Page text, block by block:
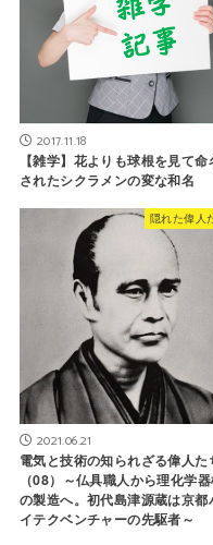
2017.11.18
【雑学】花よりも球根を見て命
されたシクラメンの変な和名
隠れた偉人
2021.06.21
電気と技術の知られざる偉人た
（08）～仏具職人から理化学
の製造へ。初代島津源蔵は京都
イテクベンチャーの先駆者～